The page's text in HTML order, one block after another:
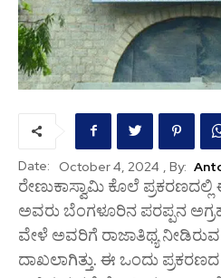
Date: October 4, 2024 , By:
ರೇಣುಕಾಸ್ವಾಮಿ ಕೊಲೆ
ಅವರು ಬೆಂಗಳೂರಿನ ಪರಪ್ಪನ
ವೇಳೆ ಅವರಿಗೆ ರಾಜಾತಿಥ್ಯ
ದಾಖಲಾಗಿತ್ತು. ಈ ಒಂದು